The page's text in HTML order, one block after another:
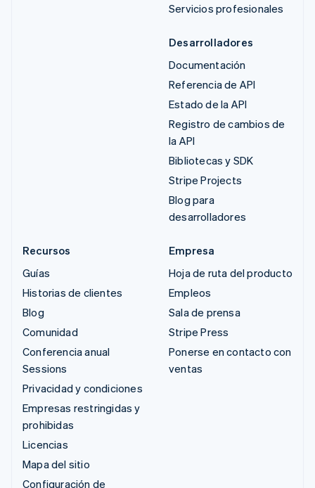
Servicios profesionales
Desarrolladores
Documentación
Referencia de API
Estado de la API
Registro de cambios de
la API
Bibliotecas y SDK
Stripe Projects
Blog para
desarrolladores
Recursos
Guías
Historias de clientes
Blog
Comunidad
Conferencia anual
Sessions
Privacidad y condiciones
Empresas restringidas y
prohibidas
Licencias
Mapa del sitio
Configuración de
Empresa
Hoja de ruta del producto
Empleos
Sala de prensa
Stripe Press
Ponerse en contacto con
ventas